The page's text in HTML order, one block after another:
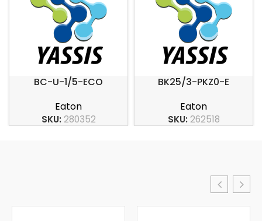
BC-U-1/5-ECO
Eaton
SKU:280352
BK25/3-PKZ0-E
Eaton
SKU:262518